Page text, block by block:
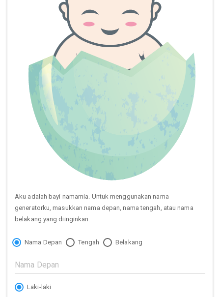
Aku adalah bayi namamia. Untuk menggunakan nama
generatorku, masukkan nama depan, nama tengah, atau nama
belakang yang diinginkan.
Nama Depan Tengah Belakang
Laki-laki